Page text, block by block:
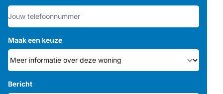
Maak een keuze
Bericht